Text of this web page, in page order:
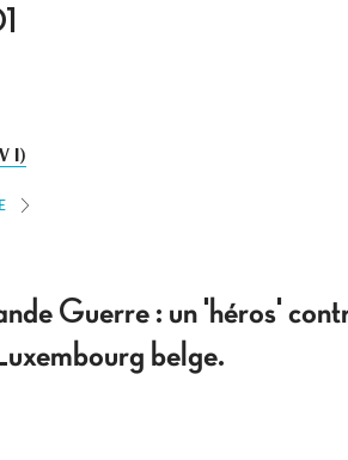
I)
Guerre : un 'héros'
belge.